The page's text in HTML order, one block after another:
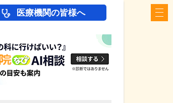
医療機関の皆様へ